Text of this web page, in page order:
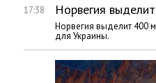
17:38 Норвегия
Норвегия выделит 400
для Украины.